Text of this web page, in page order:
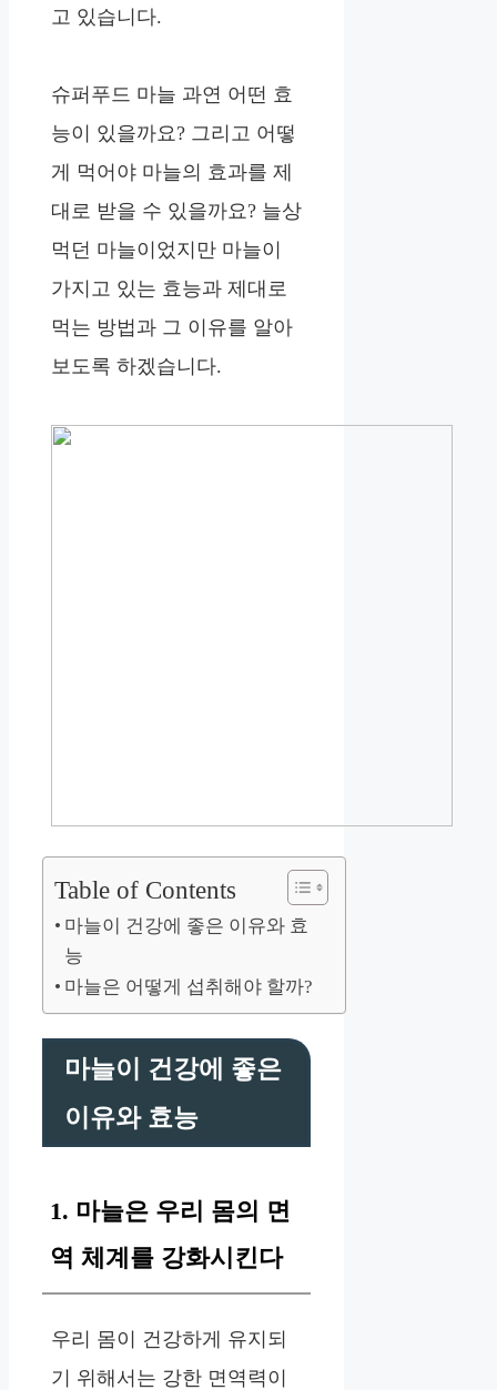
고 있습니다.
슈퍼푸드 마늘 과연 어떤 효
능이 있을까요? 그리고 어떻
게 먹어야 마늘의 효과를 제
대로 받을 수 있을까요? 늘상
먹던 마늘이었지만 마늘이
가지고 있는 효능과 제대로
먹는 방법과 그 이유를 알아
보도록 하겠습니다.
Table of Contents
마늘이 건강에 좋은 이유와 효
능
마늘은 어떻게 섭취해야 할까?
마늘이 건강에 좋은
이유와 효능
1. 마늘은 우리 몸의 면
역 체계를 강화시킨다
우리 몸이 건강하게 유지되
기 위해서는 강한 면역력이